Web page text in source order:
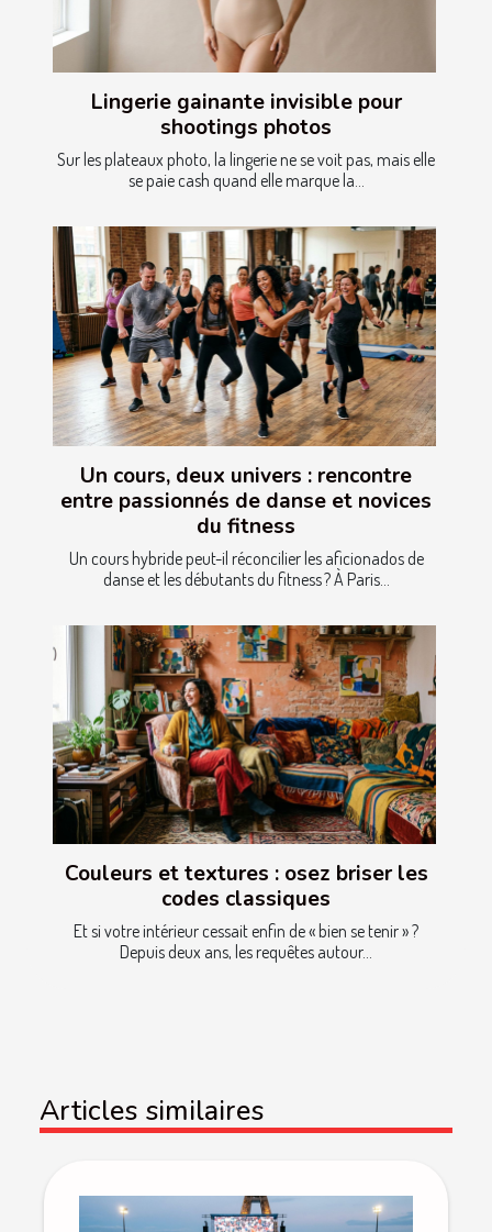
Lingerie gainante invisible pour
shootings photos
Sur les plateaux photo, la lingerie ne se voit pas, mais elle
se paie cash quand elle marque la...
Un cours, deux univers : rencontre
entre passionnés de danse et novices
du fitness
Un cours hybride peut-il réconcilier les aficionados de
danse et les débutants du fitness ? À Paris...
Couleurs et textures : osez briser les
codes classiques
Et si votre intérieur cessait enfin de « bien se tenir » ?
Depuis deux ans, les requêtes autour...
Articles similaires